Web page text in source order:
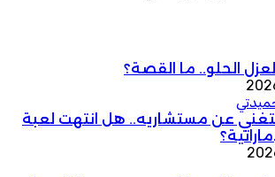
الحلو.. ما القصة؟
عن مستشاريه.. هل انتهت لعبة